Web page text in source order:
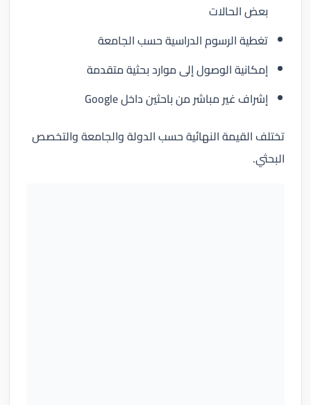
بعض الحالات
تغطية الرسوم الدراسية حسب الجامعة
إمكانية الوصول إلى موارد بحثية متقدمة
إشراف غير مباشر من باحثين داخل Google
تختلف القيمة النهائية حسب الدولة والجامعة والتخصص
البحثي.